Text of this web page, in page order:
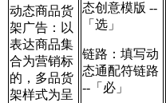
动态商品货
架广告：以
表达商品集
合为营销标
的，多品货
架样式为呈
态创意模版 --
「选」
链路：填写动
态通配符链路
--「必」